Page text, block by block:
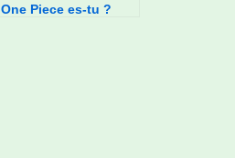
One Piece es-tu ?